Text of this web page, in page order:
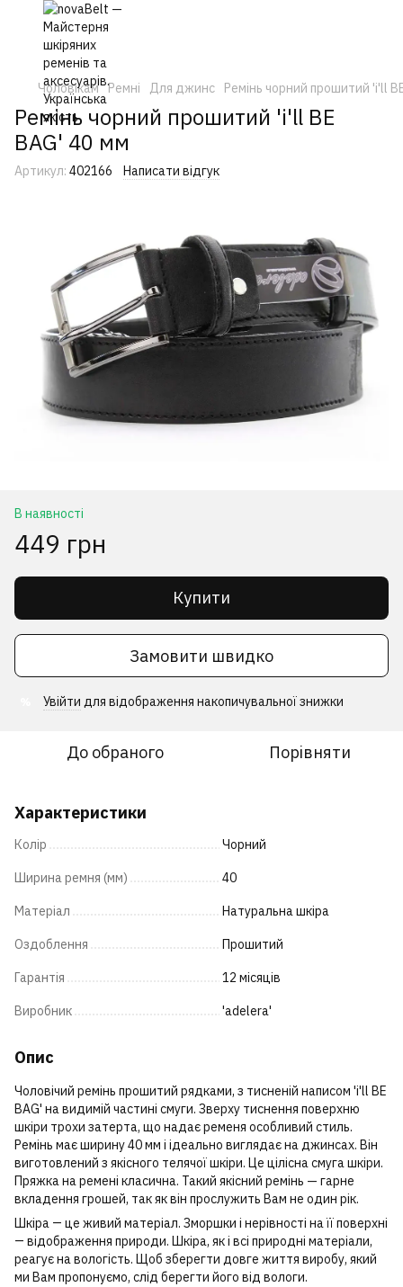
Чоловікам Ремні Для джинс Ремінь чорний прошитий 'i'll
Ремінь чорний прошитий 'i'll BE
BAG' 40 мм
Артикул: 402166 Написати відгук
В наявності
449 грн
Купити
Замовити швидко
Увійти для відображення накопичувальної знижки
До обраного Порівняти
Характеристики
Колір Чорний
Ширина ремня (мм) 40
Матеріал Натуральна шкіра
Оздоблення Прошитий
Гарантія 12 місяців
Виробник 'adelera'
Опис
Чоловічий ремінь прошитий рядками, з тисненій написом 'i'll BE
BAG' на видимій частині смуги. Зверху тиснення поверхню
шкіри трохи затерта, що надає ременя особливий стиль.
Ремінь має ширину 40 мм і ідеально виглядає на джинсах. Він
виготовлений з якісного телячої шкіри. Це цілісна смуга шкіри.
Пряжка на ремені класична. Такий якісний ремінь — гарне
вкладення грошей, так як він прослужить Вам не один рік.
Шкіра ― це живий матеріал. Зморшки і нерівності на її поверхні
― відображення природи. Шкіра, як і всі природні матеріали,
реагує на вологість. Щоб зберегти довге життя виробу, який
ми Вам пропонуємо, слід берегти його від вологи.